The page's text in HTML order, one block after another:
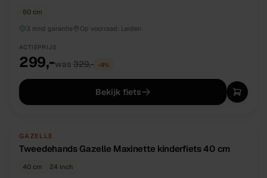
50 cm
3 mnd garantie
Op voorraad: Leiden
ACTIEPRIJS
299,-was 329,- −9%
Bekijk fiets
TWEEDEHANDS
GAZELLE
Tweedehands Gazelle Maxinette kinderfiets 40 cm
40 cm
24 inch